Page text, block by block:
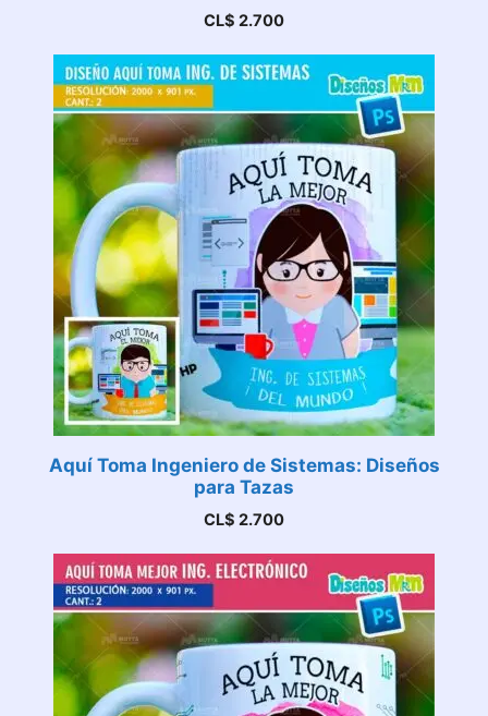
CL$ 2.700
Aquí Toma Ingeniero de Sistemas: Diseños
para Tazas
CL$ 2.700